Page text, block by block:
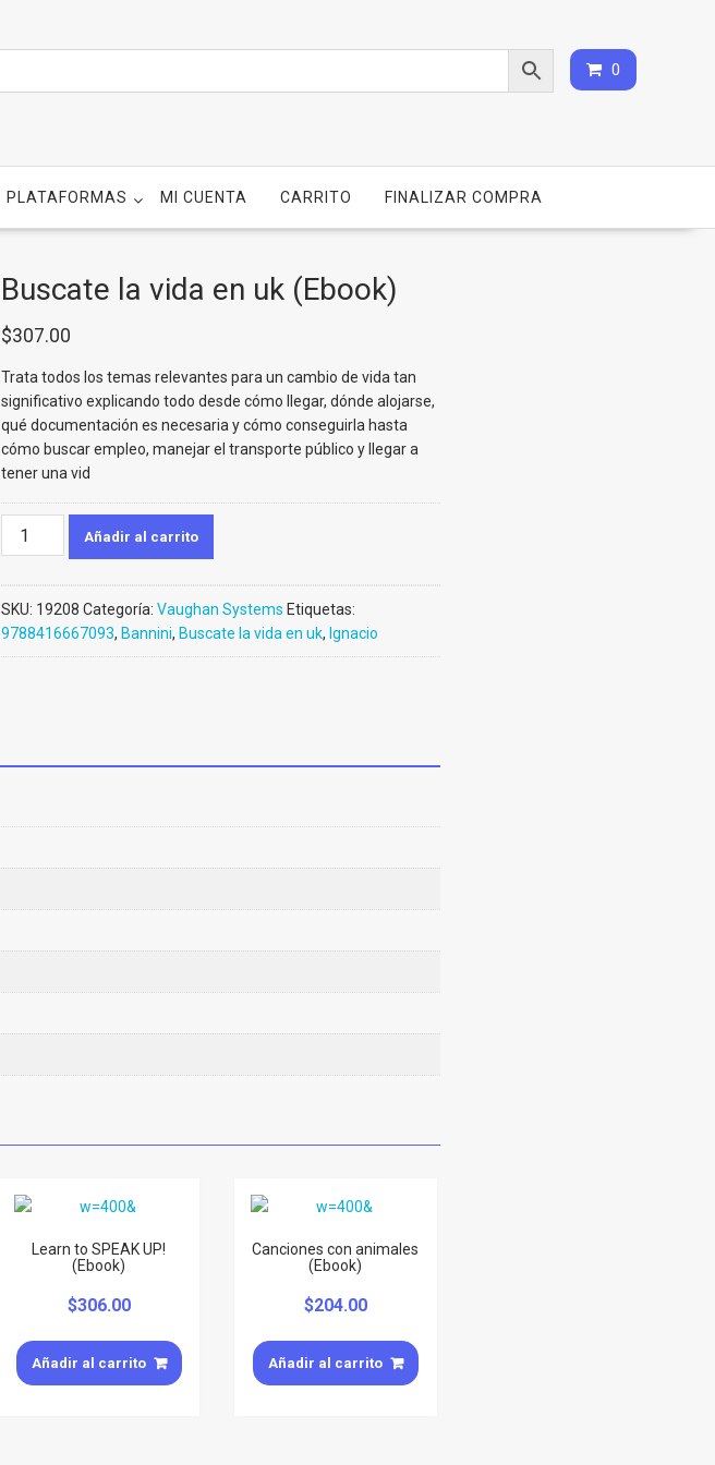
0
PLATAFORMAS MI CUENTA CARRITO FINALIZAR COMPRA
Buscate la vida en uk (Ebook)
$307.00
Trata todos los temas relevantes para un cambio de vida tan
significativo explicando todo desde cómo llegar, dónde alojarse,
qué documentación es necesaria y cómo conseguirla hasta
cómo buscar empleo, manejar el transporte público y llegar a
tener una vid
Buscate
Añadir al carrito
SKU: 19208 Categoría: Vaughan Systems Etiquetas:
9788416667093, Bannini, Buscate la vida en uk, Ignacio
Learn to SPEAK UP!
(Ebook)
$306.00
Añadir al carrito
Canciones con animales
(Ebook)
$204.00
Añadir al carrito